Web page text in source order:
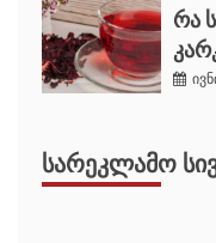
რა
ᲡᲐᲠᲔᲙᲚᲐᲛᲝ